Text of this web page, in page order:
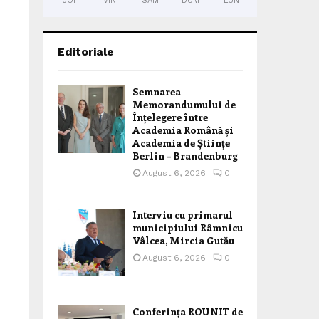
Editoriale
Semnarea
Memorandumului de
Înțelegere între
Academia Română și
Academia de Științe
Berlin – Brandenburg
August 6, 2026 0
Interviu cu primarul
municipiului Râmnicu
Vâlcea, Mircia Gutău
August 6, 2026 0
Conferința ROUNIT de